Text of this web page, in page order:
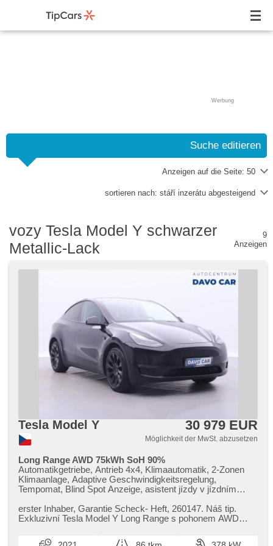
Werbung
Suche editieren
Anzeigen auf die Seite: 50
sortieren nach: stáří inzerátu abgesteigend
vozy Tesla Model Y schwarzer
Metallic-Lack
9
Anzeigen
Tesla Model Y 30 979 EUR
Möglichkeit der MwSt. abzusetzen
Long Range AWD 75kWh SoH 90%
Automatikgetriebe, Antrieb 4x4, Klimaautomatik, 2-Zonen
Klimaanlage, Adaptive Geschwindigkeitsregelung,
Tempomat, Blind Spot Anzeige, asistent jízdy v jízdním
Überwachung der Ermüdung des Fahrers, 360°
monitorovací systém (AVM), Fahrkamera, parkovací
LED adaptivní světlomety, Vorderlichter LED, Heck LED
erster Inhaber,​ Garantie Scheck​- Heft,​ 260147. Náš tip.
Exkluzivní Tesla Model Y Long Range s pohonem AWD